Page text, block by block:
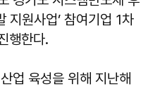
원사업’ 참여기업 1차
행한다.
업 육성을 위해 지난해